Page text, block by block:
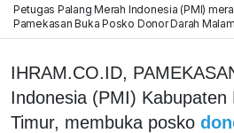
Petugas Palang Merah Indonesia (PMI)
Pamekasan Buka Posko Donor Darah
IHRAM.CO.ID,
Indonesia (PMI) Kabupaten
Timur, membuka posko